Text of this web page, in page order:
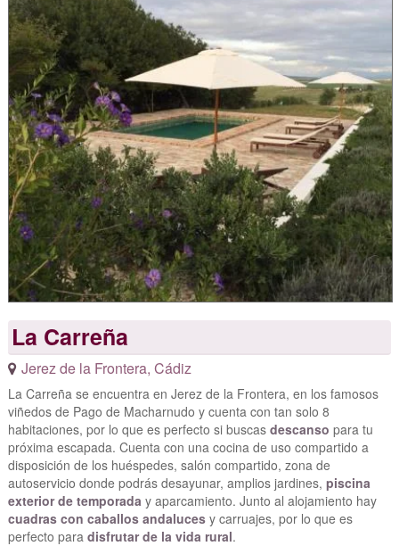
La Carreña
Jerez de la Frontera, Cádiz
La Carreña se encuentra en Jerez de la Frontera, en los famosos
viñedos de Pago de Macharnudo y cuenta con tan solo 8
habitaciones, por lo que es perfecto si buscas descanso para tu
próxima escapada. Cuenta con una cocina de uso compartido a
disposición de los huéspedes, salón compartido, zona de
autoservicio donde podrás desayunar, amplios jardines, piscina
exterior de temporada y aparcamiento. Junto al alojamiento hay
cuadras con caballos andalucesy carruajes, por lo que es
perfecto para disfrutar de la vida rural.